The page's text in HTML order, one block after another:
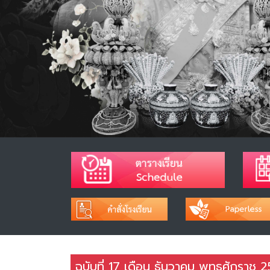
ฉบับที่ 17 เดือน ธันวาคม พุทธศักราช